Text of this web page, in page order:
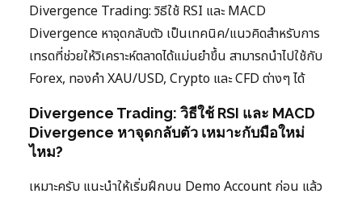
Divergence Trading: วิธีใช้ RSI และ MACD
Divergence หาจุดกลับตัว เป็นเทคนิค/แนวคิดสำหรับการ
เทรดที่ช่วยให้วิเคราะห์ตลาดได้แม่นยำขึ้น สามารถนำไปใช้กับ
Forex, ทองคำ XAU/USD, Crypto และ CFD ต่างๆ ได้
Divergence Trading: วิธีใช้ RSI และ MACD
Divergence หาจุดกลับตัว เหมาะกับมือใหม่
ไหม?
เหมาะครับ แนะนำให้เริ่มฝึกบน Demo Account ก่อน แล้ว